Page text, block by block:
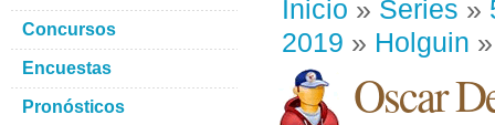
Inicio » Series »
2019 » Holguin
Oscar
Concursos
Encuestas
Pronósticos